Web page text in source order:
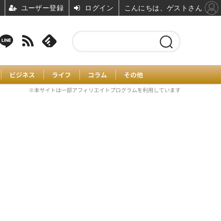
ビジネス ライフ コラム その他
※本サイトは一部アフィリエイトプログラムを利用しています
ユーザー登録 ログイン こんにちは、ゲストさん